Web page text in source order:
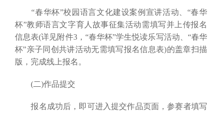
“春华杯”校园语言文化建设案例宣讲活动、“春华
杯”教师语言文字育人故事征集活动需填写并上传报名
信息表(详见附件3，“春华杯”学生悦读乐写活动、“春华
杯”亲子同创共讲活动无需填写报名信息表)的盖章扫描
版，完成线上报名。
(二)作品提交
报名成功后，即可进入提交作品页面，参赛者填写